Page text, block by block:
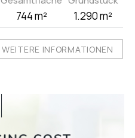
744 m² 1.290 m²
WEITERE INFORMATIONEN